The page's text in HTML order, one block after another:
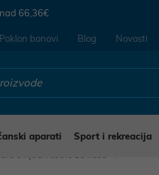
66,36€
Poklon bonovi Blog Novosti
aparati Sport i rekreacija